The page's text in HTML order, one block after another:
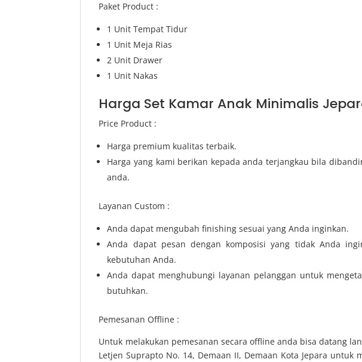
Paket Product :
1 Unit Tempat Tidur
1 Unit Meja Rias
2 Unit Drawer
1 Unit Nakas
Harga Set Kamar Anak Minimalis
Price Product :
Harga premium kualitas terbaik.
Harga yang kami berikan kepada anda terjangkau bila
anda.
Layanan Custom :
Anda dapat mengubah finishing sesuai yang Anda inginkan.
Anda dapat pesan dengan komposisi yang tidak Anda
kebutuhan Anda.
Anda dapat menghubungi layanan pelanggan untuk
butuhkan.
Pemesanan Offline :
Untuk melakukan pemesanan secara offline anda bisa datang
Letjen Suprapto No. 14, Demaan II, Demaan Kota Jepara untuk